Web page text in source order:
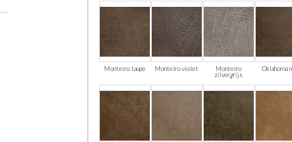
Monteiro taupe Monteiro violet
Monteiro
zilvergrijs
Oklahoma